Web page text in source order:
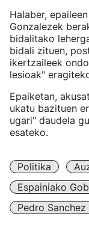
Halaber,
Gonzalezek
bidalitako
bidali zituen,
ikertzaileek
lesioak"
Epaiketan,
ukatu bazituen
ugari" daudela
esateko.
Politika
Espainiako
Pedro Sanchez